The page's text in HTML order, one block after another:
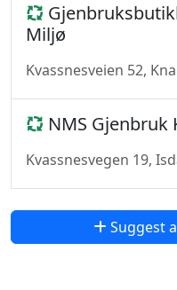
Miljø
Kvassnesveien 52,
NMS Gjenbruk
Kvassnesvegen 19,
Suggest